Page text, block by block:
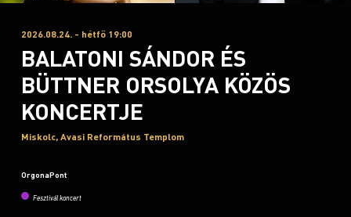
2026.08.24. - hétfő 19:00
BALATONI SÁNDOR ÉS
BÜTTNER ORSOLYA KÖZÖS
KONCERTJE
Miskolc, Avasi Református Templom
OrgonaPont
Fesztivál koncert